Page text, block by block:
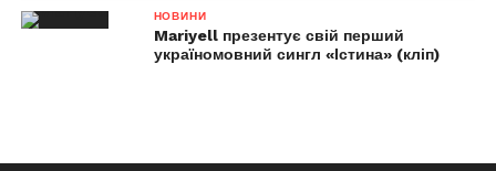
НОВИНИ
Mariyell презентує свій перший
україномовний сингл «Істина» (кліп)